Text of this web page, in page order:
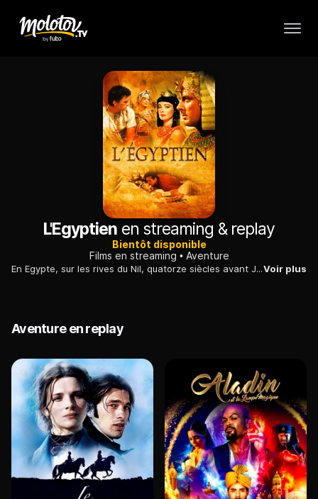
L'Egyptien en streaming & replay
Bientôt disponible
Films en streaming
Aventure
En Egypte, sur les rives du Nil, quatorze siècles avant J.-C., le destin mouvementé d'un enfant abandonné, devenu médecin personnel du pharaon.Voir plus
Aventure en replay